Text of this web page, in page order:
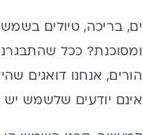
ים, בריכה, טיולים
ומסוכנת? ככל
הורים, אנחנו דואגים
אינם יודעים שלשמש יש